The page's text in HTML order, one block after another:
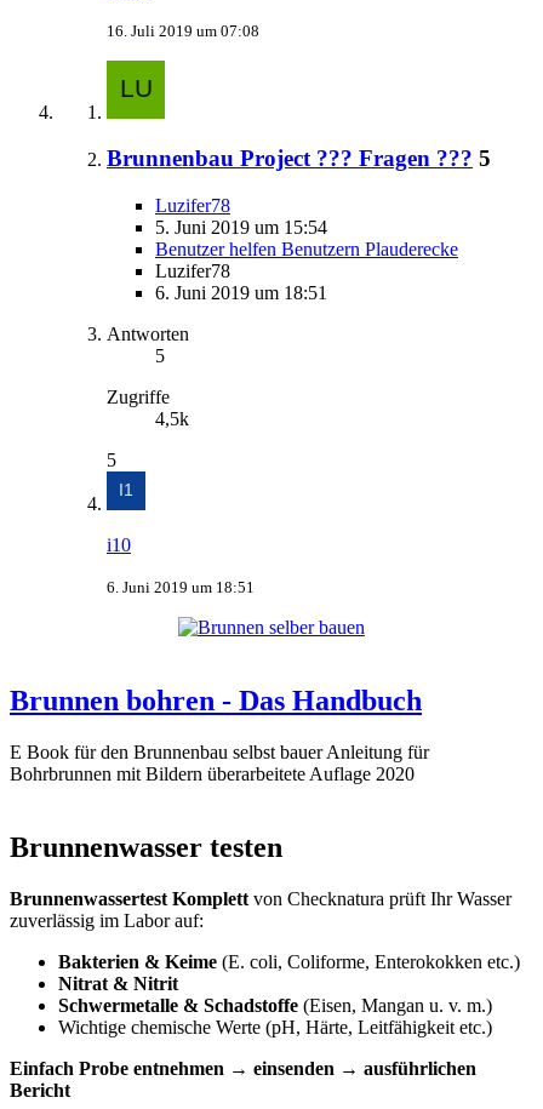
16. Juli 2019 um 07:08
Brunnenbau Project ??? Fragen ??? 5
Luzifer78
5. Juni 2019 um 15:54
Benutzer helfen Benutzern Plauderecke
Luzifer78
6. Juni 2019 um 18:51
Antworten
5
Zugriffe
4,5k
5
i10
6. Juni 2019 um 18:51
Brunnen bohren - Das Handbuch
E Book für den Brunnenbau selbst bauer Anleitung für
Bohrbrunnen mit Bildern überarbeitete Auflage 2020
Brunnenwasser testen
Brunnenwassertest Komplett von Checknatura prüft Ihr Wasser
zuverlässig im Labor auf:
Bakterien & Keime (E. coli, Coliforme, Enterokokken etc.)
Nitrat & Nitrit
Schwermetalle & Schadstoffe (Eisen, Mangan u. v. m.)
Wichtige chemische Werte (pH, Härte, Leitfähigkeit etc.)
Einfach Probe entnehmen → einsenden → ausführlichen
Bericht